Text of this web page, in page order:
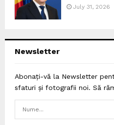
July 31, 2026
Newsletter
Abonați-vă la Newsletter
sfaturi și fotografii noi. Să